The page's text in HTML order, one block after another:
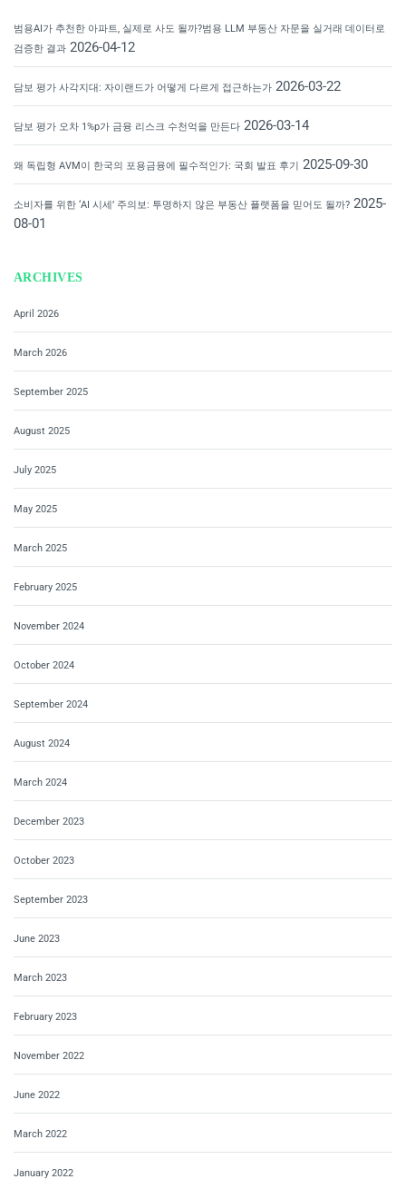
범용AI가 추천한 아파트, 실제로 사도 될까?범용 LLM 부동산 자문을 실거래 데이터로
검증한 결과 2026-04-12
담보 평가 사각지대: 자이랜드가 어떻게 다르게 접근하는가 2026-03-22
담보 평가 오차 1%p가 금융 리스크 수천억을 만든다 2026-03-14
왜 독립형 AVM이 한국의 포용금융에 필수적인가: 국회 발표 후기 2025-09-30
소비자를 위한 ‘AI 시세’ 주의보: 투명하지 않은 부동산 플랫폼을 믿어도 될까? 2025-
08-01
ARCHIVES
April 2026
March 2026
September 2025
August 2025
July 2025
May 2025
March 2025
February 2025
November 2024
October 2024
September 2024
August 2024
March 2024
December 2023
October 2023
September 2023
June 2023
March 2023
February 2023
November 2022
June 2022
March 2022
January 2022